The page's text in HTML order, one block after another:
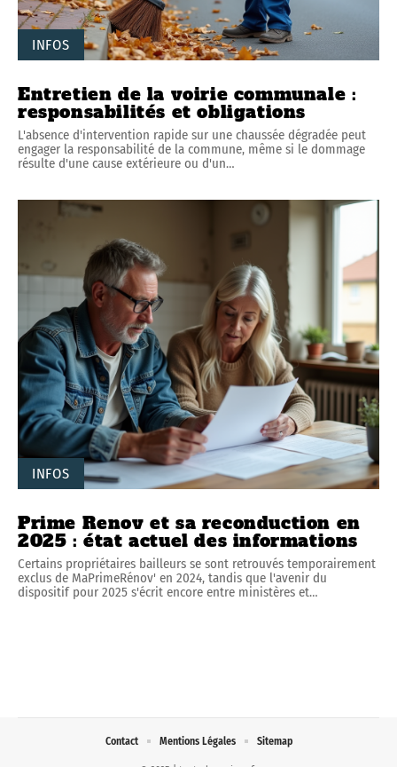
INFOS
Entretien de la voirie communale :
responsabilités et obligations
L'absence d'intervention rapide sur une chaussée dégradée peut
engager la responsabilité de la commune, même si le dommage
résulte d'une cause extérieure ou d'un…
INFOS
Prime Renov et sa reconduction en
2025 : état actuel des informations
Certains propriétaires bailleurs se sont retrouvés temporairement
exclus de MaPrimeRénov' en 2024, tandis que l'avenir du
dispositif pour 2025 s'écrit encore entre ministères et…
Contact Mentions Légales Sitemap